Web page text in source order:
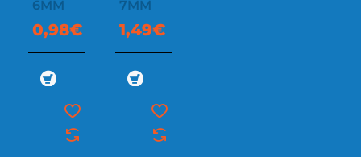
6MM
0,98€
7MM
1,49€